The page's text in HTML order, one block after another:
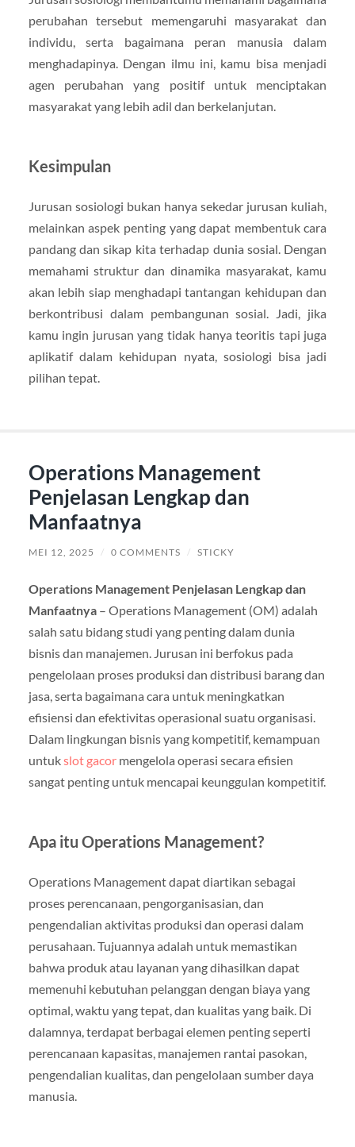
perubahan tersebut memengaruhi masyarakat dan
individu, serta bagaimana peran manusia dalam
menghadapinya. Dengan ilmu ini, kamu bisa menjadi
agen perubahan yang positif untuk menciptakan
masyarakat yang lebih adil dan berkelanjutan.
Kesimpulan
Jurusan sosiologi bukan hanya sekedar jurusan kuliah,
melainkan aspek penting yang dapat membentuk cara
pandang dan sikap kita terhadap dunia sosial. Dengan
memahami struktur dan dinamika masyarakat, kamu
akan lebih siap menghadapi tantangan kehidupan dan
berkontribusi dalam pembangunan sosial. Jadi, jika
kamu ingin jurusan yang tidak hanya teoritis tapi juga
aplikatif dalam kehidupan nyata, sosiologi bisa jadi
pilihan tepat.
Operations Management
Penjelasan Lengkap dan
Manfaatnya
MEI 12, 2025 / 0 COMMENTS / STICKY
Operations Management Penjelasan Lengkap dan
Manfaatnya– Operations Management (OM) adalah
salah satu bidang studi yang penting dalam dunia
bisnis dan manajemen. Jurusan ini berfokus pada
pengelolaan proses produksi dan distribusi barang dan
jasa, serta bagaimana cara untuk meningkatkan
efisiensi dan efektivitas operasional suatu organisasi.
Dalam lingkungan bisnis yang kompetitif, kemampuan
untukslot gacormengelola operasi secara efisien
sangat penting untuk mencapai keunggulan kompetitif.
Apa itu Operations Management?
Operations Management dapat diartikan sebagai
proses perencanaan, pengorganisasian, dan
pengendalian aktivitas produksi dan operasi dalam
perusahaan. Tujuannya adalah untuk memastikan
bahwa produk atau layanan yang dihasilkan dapat
memenuhi kebutuhan pelanggan dengan biaya yang
optimal, waktu yang tepat, dan kualitas yang baik. Di
dalamnya, terdapat berbagai elemen penting seperti
perencanaan kapasitas, manajemen rantai pasokan,
pengendalian kualitas, dan pengelolaan sumber daya
manusia.